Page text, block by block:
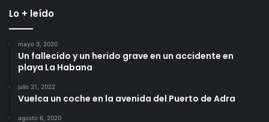
Lo + leído
mayo 3, 2020
Un fallecido y un herido grave en un accidente en
playa La Habana
julio 21, 2022
Vuelca un coche en la avenida del Puerto de Adra
agosto 6, 2020